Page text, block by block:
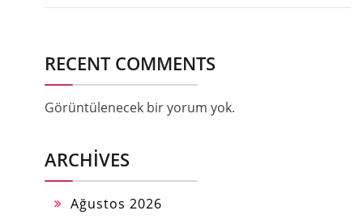
RECENT COMMENTS
Görüntülenecek bir yorum yok.
ARCHIVES
Ağustos 2026